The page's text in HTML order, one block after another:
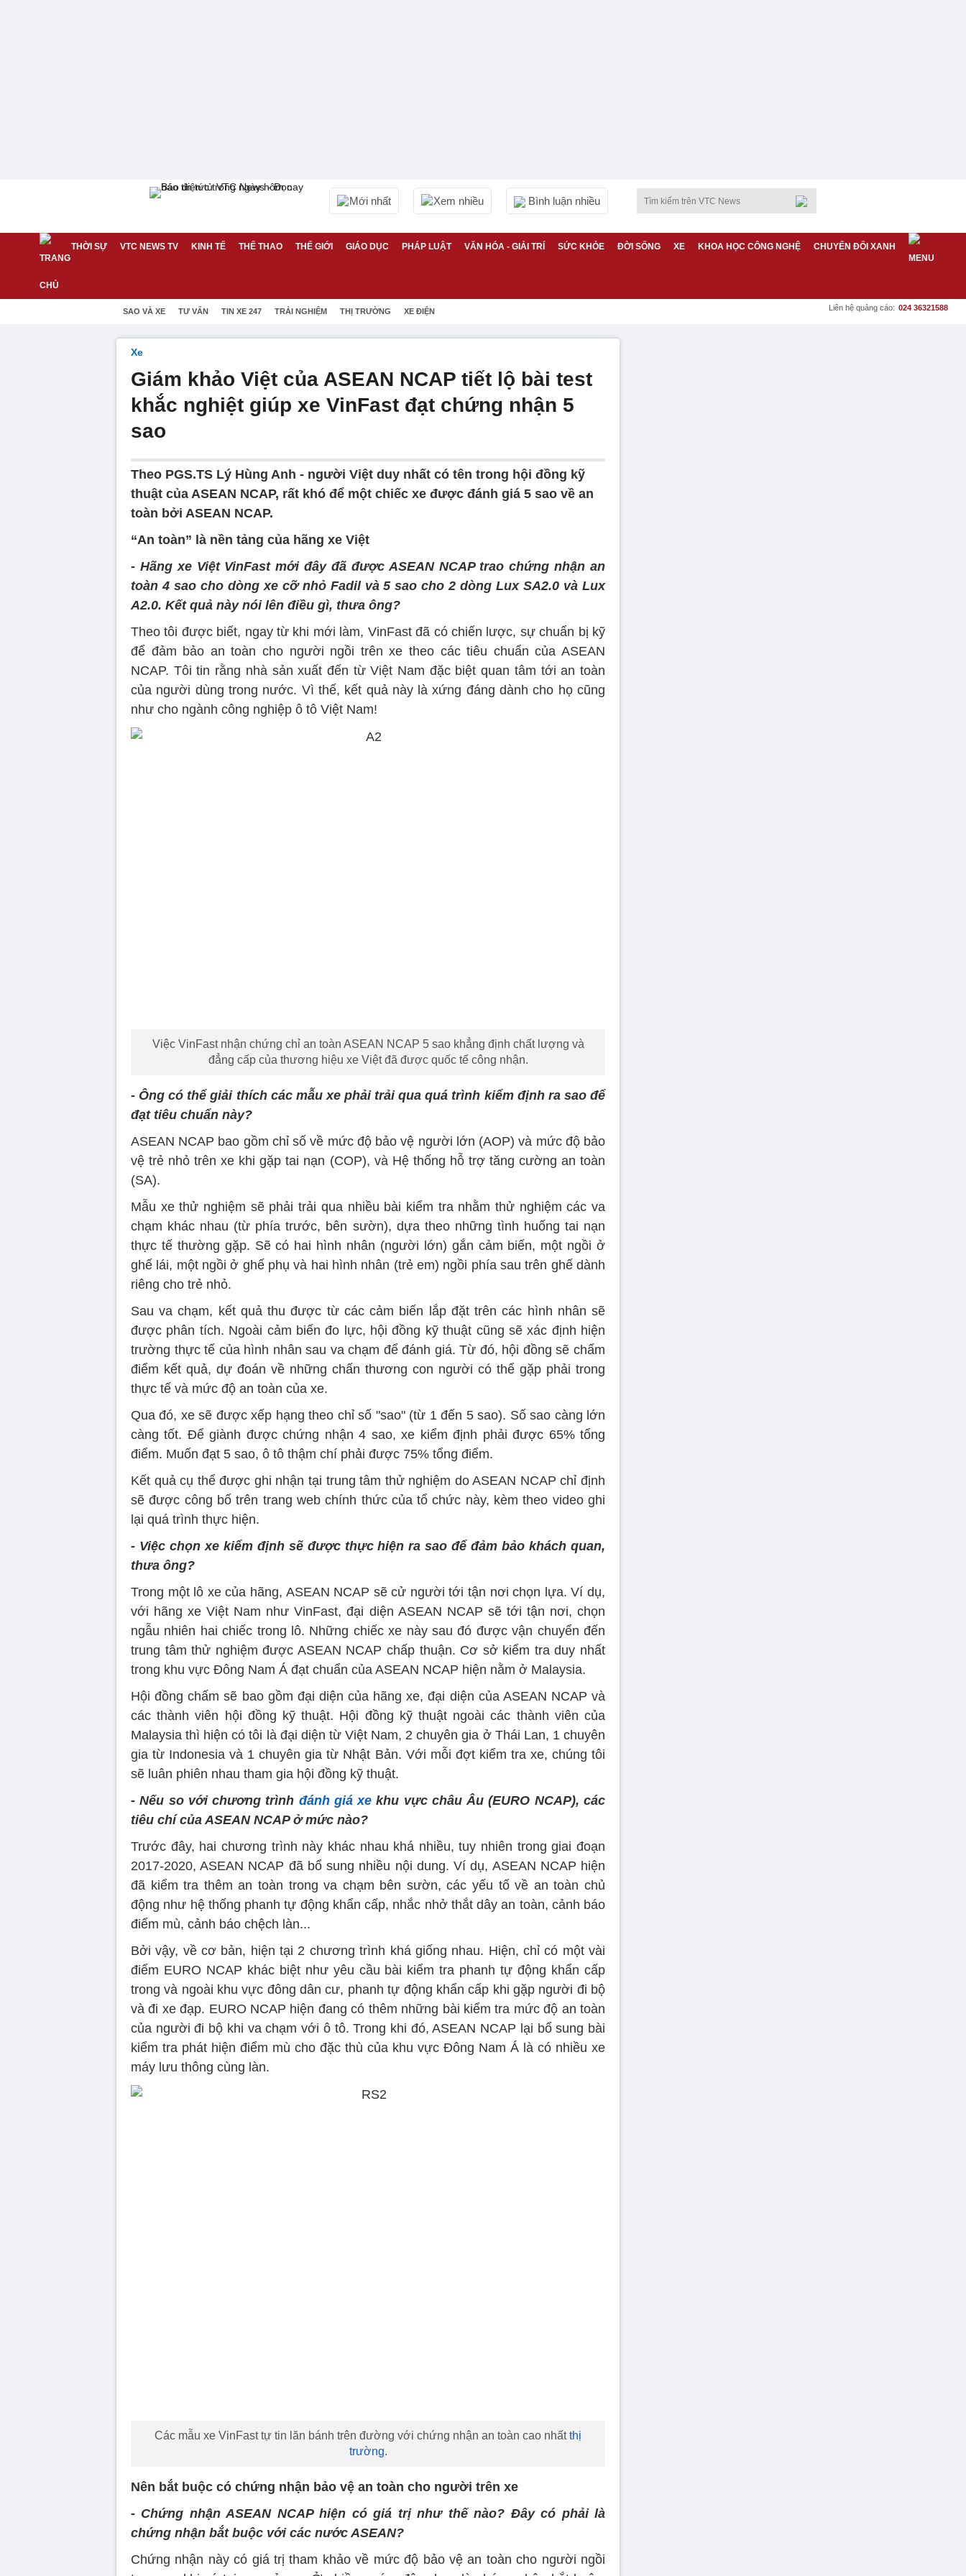
Mới nhất Xem nhiều Bình luận nhiều
THỜI SỰ VTC NEWS TV KINH TẾ THỂ THAO THẾ GIỚI GIÁO DỤC PHÁP LUẬT VĂN HÓA - GIẢI TRÍ SỨC KHỎE ĐỜI SỐNG XE KHOA HỌC CÔNG NGHỆ CHUYỂN ĐỔI XANH
SAO VÀ XE TƯ VẤN TIN XE 247 TRẢI NGHIỆM THỊ TRƯỜNG XE ĐIỆN Liên hệ quảng cáo: 024 36321588
Xe
Giám khảo Việt của ASEAN NCAP tiết lộ bài test
khắc nghiệt giúp xe VinFast đạt chứng nhận 5
sao
Theo PGS.TS Lý Hùng Anh - người Việt duy nhất có tên trong hội đồng kỹ
thuật của ASEAN NCAP, rất khó để một chiếc xe được đánh giá 5 sao về an
toàn bởi ASEAN NCAP.
“An toàn” là nền tảng của hãng xe Việt
- Hãng xe Việt VinFast mới đây đã được ASEAN NCAP trao chứng nhận an
toàn 4 sao cho dòng xe cỡ nhỏ Fadil và 5 sao cho 2 dòng Lux SA2.0 và Lux
A2.0. Kết quả này nói lên điều gì, thưa ông?
Theo tôi được biết, ngay từ khi mới làm, VinFast đã có chiến lược, sự chuẩn bị kỹ
để đảm bảo an toàn cho người ngồi trên xe theo các tiêu chuẩn của ASEAN
NCAP. Tôi tin rằng nhà sản xuất đến từ Việt Nam đặc biệt quan tâm tới an toàn
của người dùng trong nước. Vì thế, kết quả này là xứng đáng dành cho họ cũng
như cho ngành công nghiệp ô tô Việt Nam!
Việc VinFast nhận chứng chỉ an toàn ASEAN NCAP 5 sao khẳng định chất lượng và
đẳng cấp của thương hiệu xe Việt đã được quốc tế công nhận.
- Ông có thể giải thích các mẫu xe phải trải qua quá trình kiểm định ra sao để
đạt tiêu chuẩn này?
ASEAN NCAP bao gồm chỉ số về mức độ bảo vệ người lớn (AOP) và mức độ bảo
vệ trẻ nhỏ trên xe khi gặp tai nạn (COP), và Hệ thống hỗ trợ tăng cường an toàn
(SA).
Mẫu xe thử nghiệm sẽ phải trải qua nhiều bài kiểm tra nhằm thử nghiệm các va
chạm khác nhau (từ phía trước, bên sườn), dựa theo những tình huống tai nạn
thực tế thường gặp. Sẽ có hai hình nhân (người lớn) gắn cảm biến, một ngồi ở
ghế lái, một ngồi ở ghế phụ và hai hình nhân (trẻ em) ngồi phía sau trên ghế dành
riêng cho trẻ nhỏ.
Sau va chạm, kết quả thu được từ các cảm biến lắp đặt trên các hình nhân sẽ
được phân tích. Ngoài cảm biến đo lực, hội đồng kỹ thuật cũng sẽ xác định hiện
trường thực tế của hình nhân sau va chạm để đánh giá. Từ đó, hội đồng sẽ chấm
điểm kết quả, dự đoán về những chấn thương con người có thể gặp phải trong
thực tế và mức độ an toàn của xe.
Qua đó, xe sẽ được xếp hạng theo chỉ số "sao" (từ 1 đến 5 sao). Số sao càng lớn
càng tốt. Để giành được chứng nhận 4 sao, xe kiểm định phải được 65% tổng
điểm. Muốn đạt 5 sao, ô tô thậm chí phải được 75% tổng điểm.
Kết quả cụ thể được ghi nhận tại trung tâm thử nghiệm do ASEAN NCAP chỉ định
sẽ được công bố trên trang web chính thức của tổ chức này, kèm theo video ghi
lại quá trình thực hiện.
- Việc chọn xe kiểm định sẽ được thực hiện ra sao để đảm bảo khách quan,
thưa ông?
Trong một lô xe của hãng, ASEAN NCAP sẽ cử người tới tận nơi chọn lựa. Ví dụ,
với hãng xe Việt Nam như VinFast, đại diện ASEAN NCAP sẽ tới tận nơi, chọn
ngẫu nhiên hai chiếc trong lô. Những chiếc xe này sau đó được vận chuyển đến
trung tâm thử nghiệm được ASEAN NCAP chấp thuận. Cơ sở kiểm tra duy nhất
trong khu vực Đông Nam Á đạt chuẩn của ASEAN NCAP hiện nằm ở Malaysia.
Hội đồng chấm sẽ bao gồm đại diện của hãng xe, đại diện của ASEAN NCAP và
các thành viên hội đồng kỹ thuật. Hội đồng kỹ thuật ngoài các thành viên của
Malaysia thì hiện có tôi là đại diện từ Việt Nam, 2 chuyên gia ở Thái Lan, 1 chuyên
gia từ Indonesia và 1 chuyên gia từ Nhật Bản. Với mỗi đợt kiểm tra xe, chúng tôi
sẽ luân phiên nhau tham gia hội đồng kỹ thuật.
- Nếu so với chương trình đánh giá xe khu vực châu Âu (EURO NCAP), các
tiêu chí của ASEAN NCAP ở mức nào?
Trước đây, hai chương trình này khác nhau khá nhiều, tuy nhiên trong giai đoạn
2017-2020, ASEAN NCAP đã bổ sung nhiều nội dung. Ví dụ, ASEAN NCAP hiện
đã kiểm tra thêm an toàn trong va chạm bên sườn, các yếu tố về an toàn chủ
động như hệ thống phanh tự động khẩn cấp, nhắc nhở thắt dây an toàn, cảnh báo
điểm mù, cảnh báo chệch làn...
Bởi vậy, về cơ bản, hiện tại 2 chương trình khá giống nhau. Hiện, chỉ có một vài
điểm EURO NCAP khác biệt như yêu cầu bài kiểm tra phanh tự động khẩn cấp
trong và ngoài khu vực đông dân cư, phanh tự động khẩn cấp khi gặp người đi bộ
và đi xe đạp. EURO NCAP hiện đang có thêm những bài kiểm tra mức độ an toàn
của người đi bộ khi va chạm với ô tô. Trong khi đó, ASEAN NCAP lại bổ sung bài
kiểm tra phát hiện điểm mù cho đặc thù của khu vực Đông Nam Á là có nhiều xe
máy lưu thông cùng làn.
Các mẫu xe VinFast tự tin lăn bánh trên đường với chứng nhận an toàn cao nhấtthị
trường.
Nên bắt buộc có chứng nhận bảo vệ an toàn cho người trên xe
- Chứng nhận ASEAN NCAP hiện có giá trị như thế nào? Đây có phải là
chứng nhận bắt buộc với các nước ASEAN?
Chứng nhận này có giá trị tham khảo về mức độ bảo vệ an toàn cho người ngồi